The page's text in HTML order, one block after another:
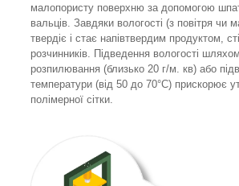
малопористу поверхню за допомогою
вальців. Завдяки вологості (з повітря чи
твердіє і стає напівтвердим продуктом,
розчинників. Підведення вологості
розпилювання (близько 20 г/м. кв) або
температури (від 50 до 70°С) прискорює
полімерної сітки.